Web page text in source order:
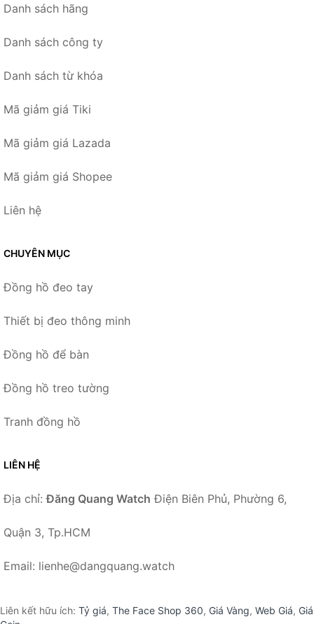
Danh sách hãng
Danh sách công ty
Danh sách từ khóa
Mã giảm giá Tiki
Mã giảm giá Lazada
Mã giảm giá Shopee
Liên hệ
CHUYÊN MỤC
Đồng hồ đeo tay
Thiết bị đeo thông minh
Đồng hồ để bàn
Đồng hồ treo tường
Tranh đồng hồ
LIÊN HỆ
Địa chỉ:Đăng Quang Watch Điện Biên Phủ, Phường 6,
Quận 3, Tp.HCM
Email: lienhe@dangquang.watch
Liên kết hữu ích: Tỷ giá, The Face Shop 360, Giá Vàng, Web Giá, Giá